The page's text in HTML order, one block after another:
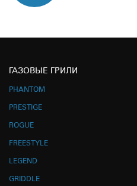
ГАЗОВЫЕ ГРИЛИ
PHANTOM
PRESTIGE
ROGUE
FREESTYLE
LEGEND
GRIDDLE